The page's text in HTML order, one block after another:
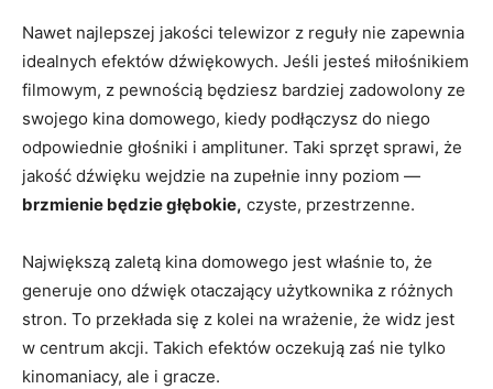
Nawet najlepszej jakości telewizor z reguły nie zapewnia
idealnych efektów dźwiękowych. Jeśli jesteś miłośnikiem
filmowym, z pewnością będziesz bardziej zadowolony ze
swojego kina domowego, kiedy podłączysz do niego
odpowiednie głośniki i amplituner. Taki sprzęt sprawi, że
jakość dźwięku wejdzie na zupełnie inny poziom —
brzmienie będzie głębokie, czyste, przestrzenne.
Największą zaletą kina domowego jest właśnie to, że
generuje ono dźwięk otaczający użytkownika z różnych
stron. To przekłada się z kolei na wrażenie, że widz jest
w centrum akcji. Takich efektów oczekują zaś nie tylko
kinomaniacy, ale i gracze.